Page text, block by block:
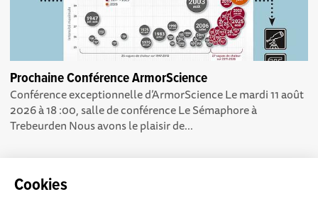
Cookies
Prochaine Conférence ArmorScience
Conférence exceptionnelle d’ArmorScience Le mardi 11 août
2026 à 18 :00, salle de conférence Le Sémaphore à
Trebeurden Nous avons le plaisir de...